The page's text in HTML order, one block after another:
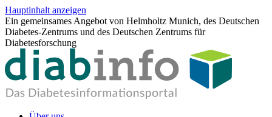
Hauptinhalt anzeigen
Ein gemeinsames Angebot von Helmholtz Munich, des Deutschen
Diabetes-Zentrums und des Deutschen Zentrums für
Diabetesforschung